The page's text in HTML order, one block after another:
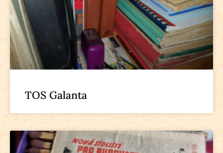
TOS Galanta